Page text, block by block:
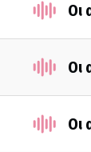
Οι
Οι
Οι